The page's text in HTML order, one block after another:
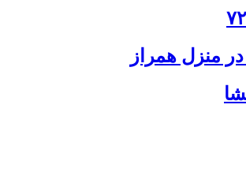
منزل همراز